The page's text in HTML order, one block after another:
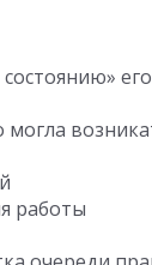
его
могла
работы